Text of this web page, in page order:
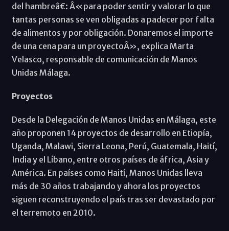
del hambreâ€: Â«para poder sentir y valorar lo que
tantas personas se ven obligadas a padecer por falta
de alimentos y por obligación. Donaremos el importe
de una cena para un proyectoÂ», explica Marta
Velasco, responsable de comunicación de Manos
Unidas Málaga.
Proyectos
Desde la Delegación de Manos Unidas en Málaga, este
año proponen 14 proyectos de desarrollo en Etiopía,
Uganda, Malawi, Sierra Leona, Perú, Guatemala, Haití,
India y el Líbano, entre otros países de áfrica, Asia y
América. En países como Haití, Manos Unidas lleva
más de 30 años trabajando y ahora los proyectos
siguen reconstruyendo el país tras ser devastado por
el terremoto en 2010.